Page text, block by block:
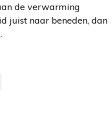
de verwarming
juist naar beneden, dan
.